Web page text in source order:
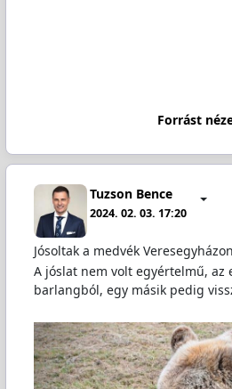
Forrást
Tuzson Bence
2024. 02. 03. 17:20
Jósoltak a medvék
A jóslat nem volt egyértelmű, az
barlangból, egy másik pedig